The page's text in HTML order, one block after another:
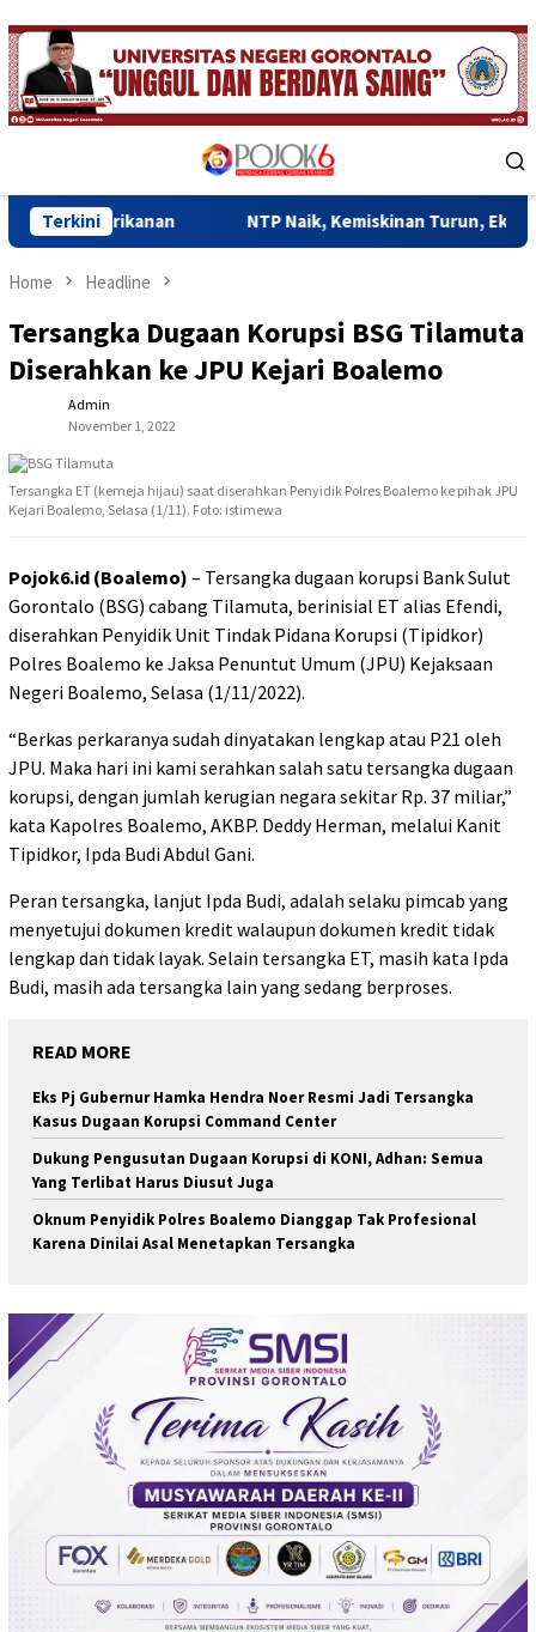
Skip
to
content
Menu
Terkini NTP Naik, Kemiskinan Turun, Ekonomi Gorontalo
Home Headline
Tersangka Dugaan Korupsi BSG Tilamuta
Diserahkan ke JPU Kejari Boalemo
Admin
November 1, 2022
Tersangka ET (kemeja hijau) saat diserahkan Penyidik Polres Boalemo ke pihak JPU
Kejari Boalemo, Selasa (1/11). Foto: istimewa
Pojok6.id (Boalemo) – Tersangka dugaan korupsi Bank Sulut
Gorontalo (BSG) cabang Tilamuta, berinisial ET alias Efendi,
diserahkan Penyidik Unit Tindak Pidana Korupsi (Tipidkor)
Polres Boalemo ke Jaksa Penuntut Umum (JPU) Kejaksaan
Negeri Boalemo, Selasa (1/11/2022).
“Berkas perkaranya sudah dinyatakan lengkap atau P21 oleh
JPU. Maka hari ini kami serahkan salah satu tersangka dugaan
korupsi, dengan jumlah kerugian negara sekitar Rp. 37 miliar,”
kata Kapolres Boalemo, AKBP. Deddy Herman, melalui Kanit
Tipidkor, Ipda Budi Abdul Gani.
Peran tersangka, lanjut Ipda Budi, adalah selaku pimcab yang
menyetujui dokumen kredit walaupun dokumen kredit tidak
lengkap dan tidak layak. Selain tersangka ET, masih kata Ipda
Budi, masih ada tersangka lain yang sedang berproses.
READ MORE
Eks Pj Gubernur Hamka Hendra Noer Resmi Jadi Tersangka
Kasus Dugaan Korupsi Command Center
Dukung Pengusutan Dugaan Korupsi di KONI, Adhan: Semua
Yang Terlibat Harus Diusut Juga
Oknum Penyidik Polres Boalemo Dianggap Tak Profesional
Karena Dinilai Asal Menetapkan Tersangka